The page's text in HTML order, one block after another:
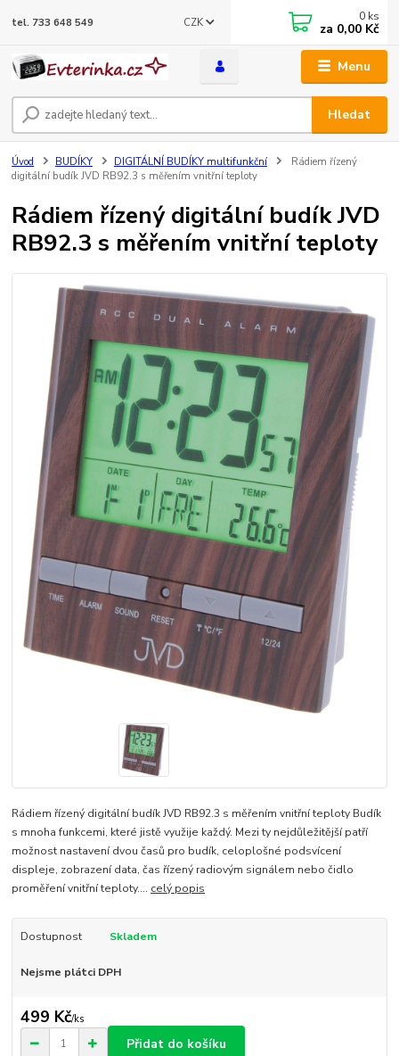
Menu
CZK
Hledat
tel. 733 648 549 0 ks
za 0,00 Kč
Úvod BUDÍKY DIGITÁLNÍ BUDÍKY multifunkční
Rádiem řízený
digitální budík JVD RB92.3 s měřením vnitřní teploty
Rádiem řízený digitální budík JVD
RB92.3 s měřením vnitřní teploty
Rádiem řízený digitální budík JVD RB92.3 s měřením vnitřní teploty Budík
s mnoha funkcemi, které jistě využije každý. Mezi ty nejdůležitější patří
možnost nastavení dvou časů pro budík, celoplošné podsvícení
displeje, zobrazení data, čas řízený radiovým signálem nebo čidlo
proměření vnitřní teploty.... celý popis
Dostupnost Skladem
Nejsme plátci DPH
499 Kč/ks
Přidat do košíku